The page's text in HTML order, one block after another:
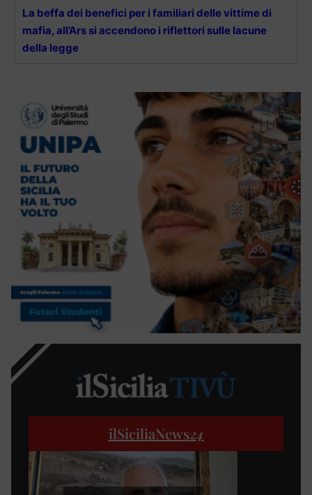
La beffa dei benefici per i familiari delle vittime di
mafia, all’Ars si accendono i riflettori sulle lacune
della legge
ilSiciliaNews24